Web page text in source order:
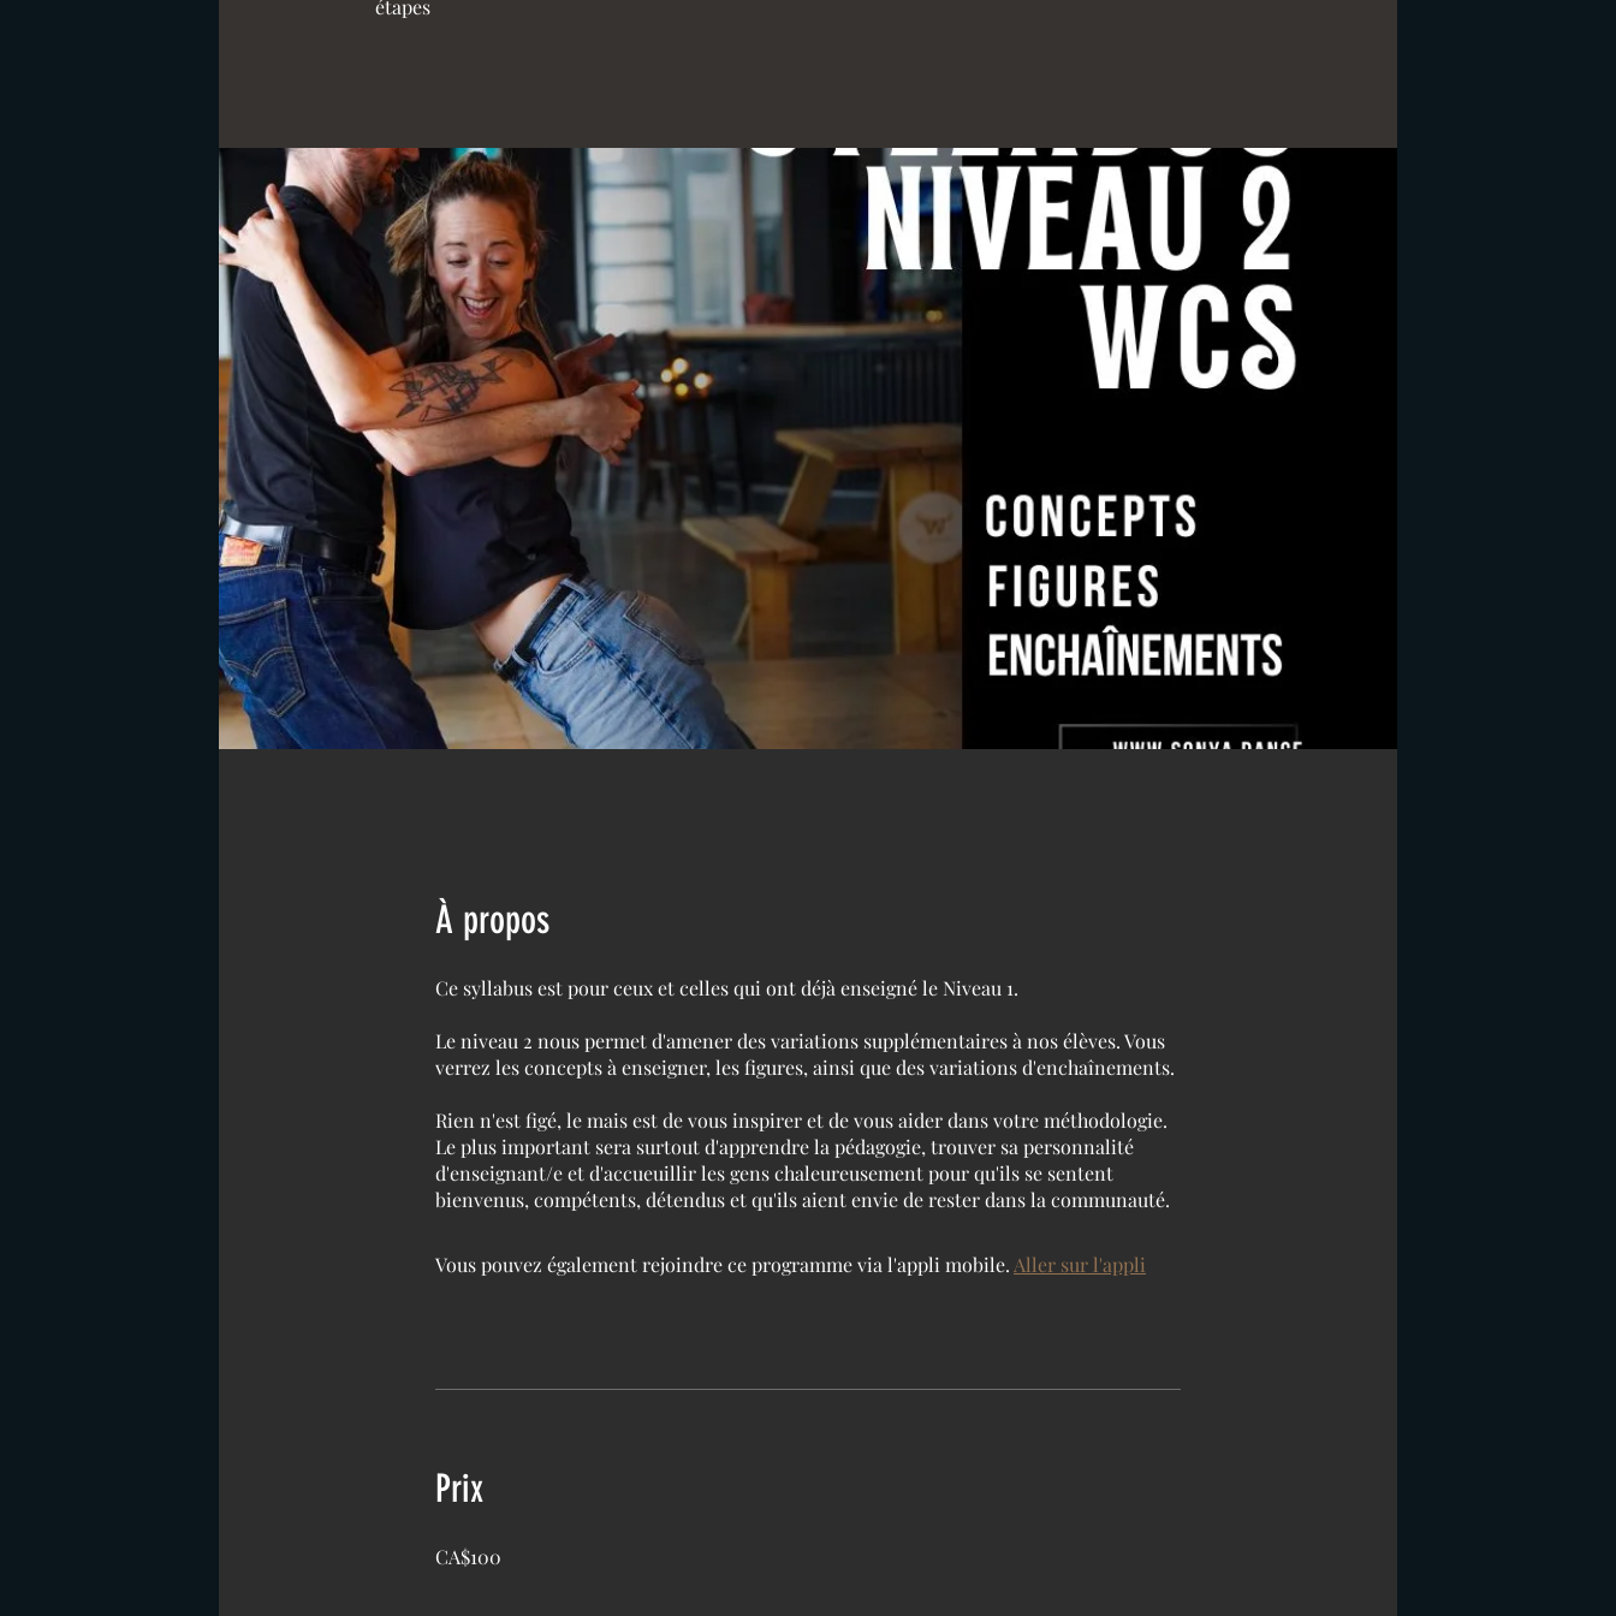
étapes
À propos
Ce syllabus est pour ceux et celles qui ont déjà enseigné le Niveau 1.
Le niveau 2 nous permet d'amener des variations supplémentaires à nos élèves. Vous
verrez les concepts à enseigner, les figures, ainsi que des variations d'enchaînements.
Rien n'est figé, le mais est de vous inspirer et de vous aider dans votre méthodologie.
Le plus important sera surtout d'apprendre la pédagogie, trouver sa personnalité
d'enseignant/e et d'accueuillir les gens chaleureusement pour qu'ils se sentent
bienvenus, compétents, détendus et qu'ils aient envie de rester dans la communauté.
Vous pouvez également rejoindre ce programme via l'appli mobile. Aller sur l'appli
Prix
CA$100